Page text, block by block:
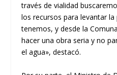
través de vialidad
los recursos para levantar
tenemos, y desde la
hacer una obra seria y no
el agua», destacó.